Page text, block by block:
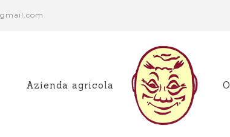
Azienda agricola